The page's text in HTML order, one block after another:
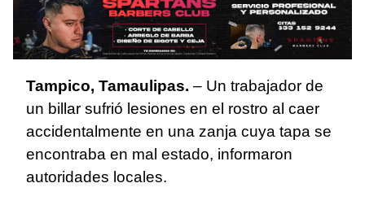
Tampico, Tamaulipas. – Un trabajador de
un billar sufrió lesiones en el rostro al caer
accidentalmente en una zanja cuya tapa se
encontraba en mal estado, informaron
autoridades locales.